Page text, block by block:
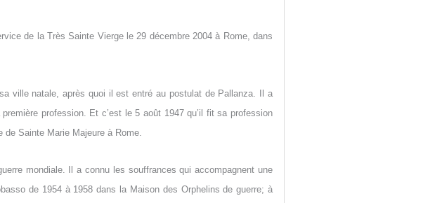
de la Très Sainte Vierge le 29 décembre 2004 à Rome, dans
ville natale, après quoi il est entré au postulat de Pallanza. Il a
profession. Et c’est le 5 août 1947 qu’il fit sa profession
Sainte Marie Majeure à Rome.
mondiale. Il a connu les souffrances qui accompagnent une
de 1954 à 1958 dans la Maison des Orphelins de guerre; à